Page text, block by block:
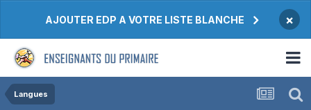
AJOUTER EDP A VOTRE LISTE BLANCHE ×
Langues